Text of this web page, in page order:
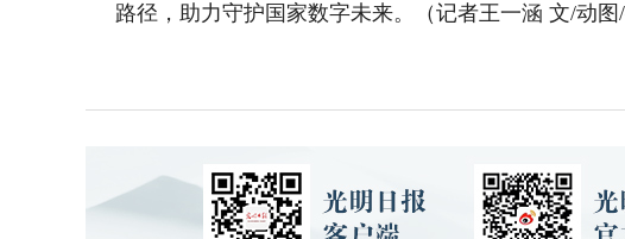
路径，助力守护国家数字未来。（记者王一涵 文/动图/